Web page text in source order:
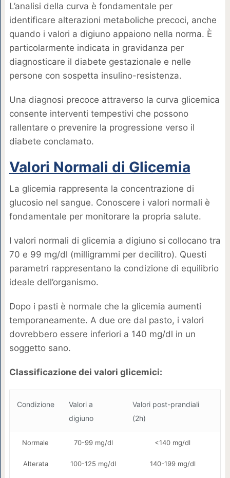
L’analisi della curva è fondamentale per
identificare alterazioni metaboliche precoci, anche
quando i valori a digiuno appaiono nella norma. È
particolarmente indicata in gravidanza per
diagnosticare il diabete gestazionale e nelle
persone con sospetta insulino-resistenza.
Una diagnosi precoce attraverso la curva glicemica
consente interventi tempestivi che possono
rallentare o prevenire la progressione verso il
diabete conclamato.
Valori Normali di Glicemia
La glicemia rappresenta la concentrazione di
glucosio nel sangue. Conoscere i valori normali è
fondamentale per monitorare la propria salute.
I valori normali di glicemia a digiuno si collocano tra
70 e 99 mg/dl (milligrammi per decilitro). Questi
parametri rappresentano la condizione di equilibrio
ideale dell’organismo.
Dopo i pasti è normale che la glicemia aumenti
temporaneamente. A due ore dal pasto, i valori
dovrebbero essere inferiori a 140 mg/dl in un
soggetto sano.
Classificazione dei valori glicemici:
Condizione
Valori a
digiuno
Valori post-prandiali
(2h)
Normale 70-99 mg/dl <140 mg/dl
Alterata 100-125 mg/dl 140-199 mg/dl